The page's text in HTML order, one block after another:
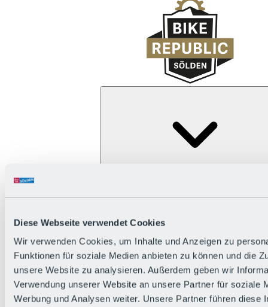
Diese Webseite verwendet Cookies
Wir verwenden Cookies, um Inhalte und Anzeigen zu
Funktionen für soziale Medien anbieten zu können und die
unsere Website zu analysieren. Außerdem geben wir
Verwendung unserer Website an unsere Partner für soziale
Werbung und Analysen weiter. Unsere Partner führen diese
Alle Live-Infos
Wetter
Hüttenstatus
Livecams
Urlaubsregion